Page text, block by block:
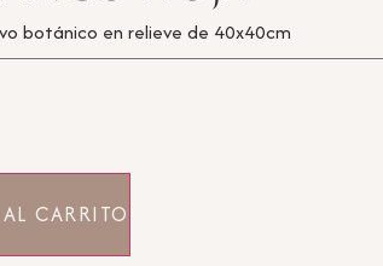
botánico en relieve de 40x40cm
CARRITO